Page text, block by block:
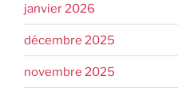
janvier 2026
décembre 2025
novembre 2025